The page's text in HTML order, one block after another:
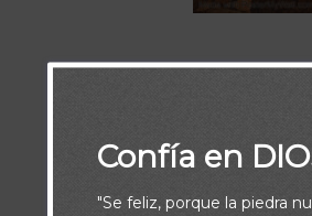
Mas tú, cuando ores, entra
Confía en
"Se feliz, porque la piedra